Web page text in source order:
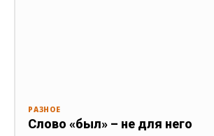
РАЗНОЕ
Слово «был» – не для него